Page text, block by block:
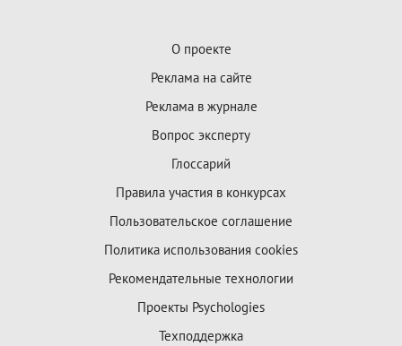
О проекте
Реклама на сайте
Реклама в журнале
Вопрос эксперту
Глоссарий
Правила участия в конкурсах
Пользовательское соглашение
Политика использования cookies
Рекомендательные технологии
Проекты Psychologies
Техподдержка